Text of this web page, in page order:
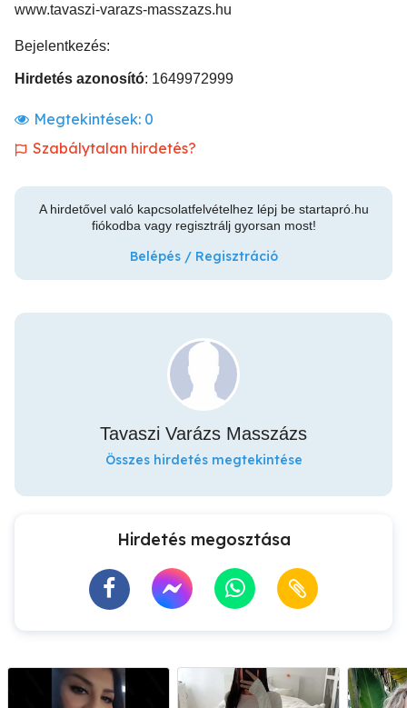
www.tavaszi-varazs-masszazs.hu
Bejelentkezés:
Hirdetés azonosító: 1649972999
Megtekintések: 0
Szabálytalan hirdetés?
A hirdetővel való kapcsolatfelvételhez lépj be startapró.hu
fiókodba vagy regisztrálj gyorsan most!
Belépés / Regisztráció
Tavaszi Varázs Masszázs
Összes hirdetés megtekintése
Hirdetés megosztása